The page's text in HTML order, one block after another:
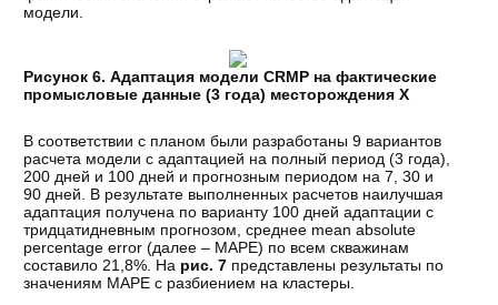
модели.
Рисунок 6. Адаптация модели CRMP на фактические
промысловые данные (3 года) месторождения Х
В соответствии с планом были разработаны 9 вариантов
расчета модели с адаптацией на полный период (3 года),
200 дней и 100 дней и прогнозным периодом на 7, 30 и
90 дней. В результате выполненных расчетов наилучшая
адаптация получена по варианту 100 дней адаптации с
тридцатидневным прогнозом, среднее mean absolute
percentage error (далее – MAPE) по всем скважинам
составило 21,8%. На рис. 7 представлены результаты по
значениям MAPE с разбиением на кластеры.